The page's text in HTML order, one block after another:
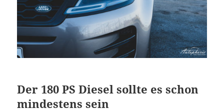
Der 180 PS Diesel sollte es schon
mindestens sein